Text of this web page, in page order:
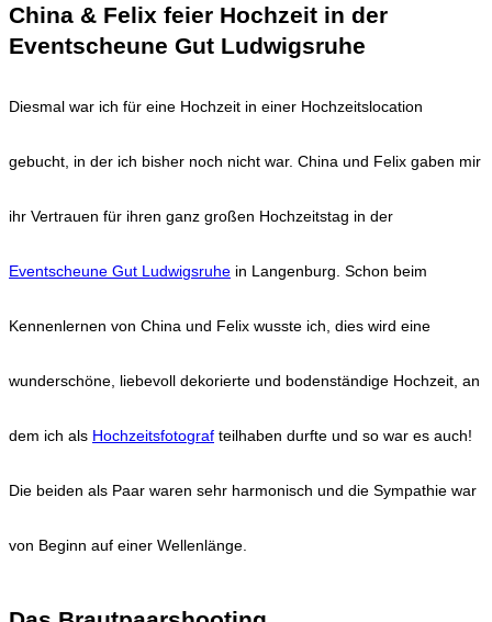
China & Felix feier Hochzeit in der
Eventscheune Gut Ludwigsruhe
Diesmal war ich für eine Hochzeit in einer Hochzeitslocation
gebucht, in der ich bisher noch nicht war. China und Felix gaben mir
ihr Vertrauen für ihren ganz großen Hochzeitstag in der
Eventscheune Gut Ludwigsruhe in Langenburg. Schon beim
Kennenlernen von China und Felix wusste ich, dies wird eine
wunderschöne, liebevoll dekorierte und bodenständige Hochzeit, an
dem ich als Hochzeitsfotograf teilhaben durfte und so war es auch!
Die beiden als Paar waren sehr harmonisch und die Sympathie war
von Beginn auf einer Wellenlänge.